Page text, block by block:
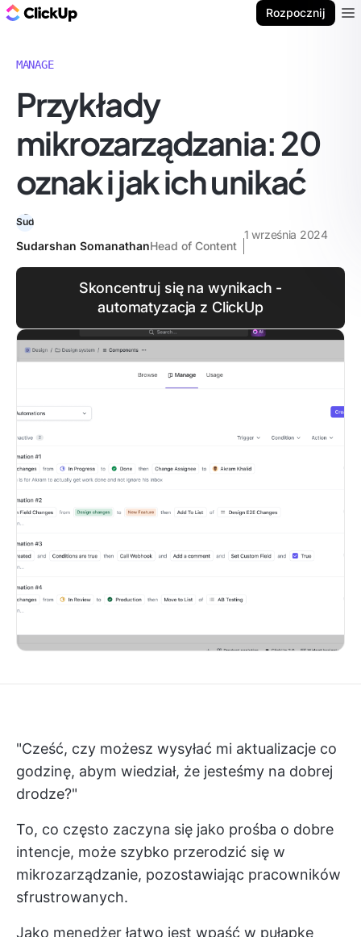
Rozpocznij
MANAGE
Przykłady
mikrozarządzania: 20
oznak i jak ich unikać
Sudarshan SomanathanHead of Content
1 września 2024
Skoncentruj się na wynikach -
automatyzacja z ClickUp
"Cześć, czy możesz wysyłać mi aktualizacje co
godzinę, abym wiedział, że jesteśmy na dobrej
drodze?"
To, co często zaczyna się jako prośba o dobre
intencje, może szybko przerodzić się w
mikrozarządzanie, pozostawiając pracowników
sfrustrowanych.
Jako menedżer łatwo jest wpaść w pułapkę